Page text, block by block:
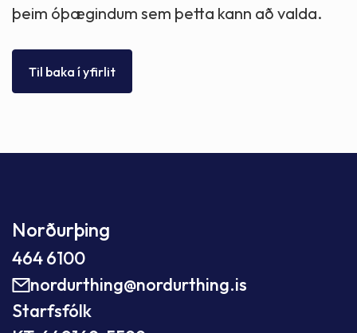
þeim óþægindum sem þetta kann að valda.
Til baka í yfirlit
Norðurþing
464 6100
nordurthing@nordurthing.is
Starfsfólk